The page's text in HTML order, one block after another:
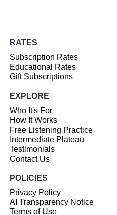
RATES
Subscription Rates
Educational Rates
Gift Subscriptions
EXPLORE
Who It's For
How It Works
Free Listening Practice
Intermediate Plateau
Testimonials
Contact Us
POLICIES
Privacy Policy
AI Transparency Notice
Terms of Use